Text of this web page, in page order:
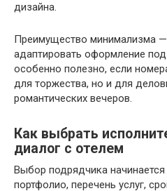
дизайна.
Преимущество минимализма
адаптировать оформление
особенно полезно, если
для торжества, но и для
романтических вечеров.
Как выбрать
диалог с отелем
Выбор подрядчика
портфолио, перечень услуг,